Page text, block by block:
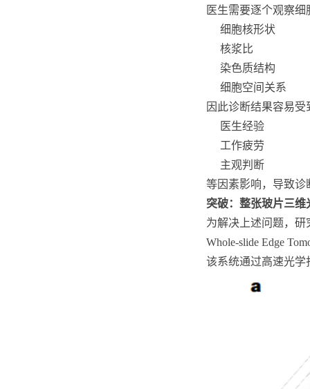
医生需要逐个观察
细胞核形状
核浆比
染色质结构
细胞空间关系
因此诊断结果容易受
医生经验
工作疲劳
主观判断
等因素影响，导致诊
突破：整张玻片三维
为解决上述问题，
Whole-slide Edge
该系统通过高速光学